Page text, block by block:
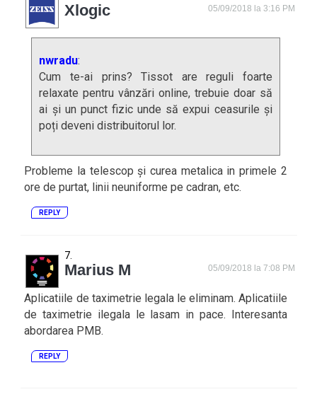
Xlogic 05/09/2018 la 3:16 PM
nwradu:
Cum te-ai prins? Tissot are reguli foarte
relaxate pentru vânzări online, trebuie doar să
ai și un punct fizic unde să expui ceasurile și
poți deveni distribuitorul lor.
Probleme la telescop și curea metalica in primele 2
ore de purtat, linii neuniforme pe cadran, etc.
REPLY
Marius M 05/09/2018 la 7:08 PM
Aplicatiile de taximetrie legala le eliminam. Aplicatiile
de taximetrie ilegala le lasam in pace. Interesanta
abordarea PMB.
REPLY